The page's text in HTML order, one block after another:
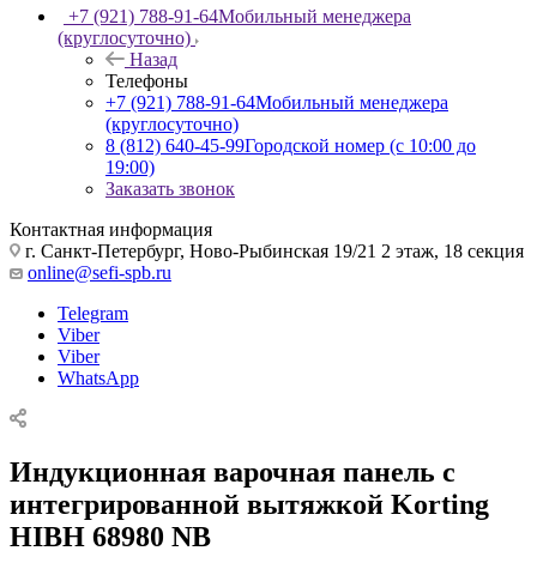
+7 (921) 788-91-64Мобильный менеджера
(круглосуточно)
Назад
Телефоны
+7 (921) 788-91-64Мобильный менеджера
(круглосуточно)
8 (812) 640-45-99Городской номер (с 10:00 до
19:00)
Заказать звонок
Контактная информация
г. Санкт-Петербург, Ново-Рыбинская 19/21 2 этаж, 18 секция
online@sefi-spb.ru
Telegram
Viber
Viber
WhatsApp
Индукционная варочная панель с
интегрированной вытяжкой Korting
HIBH 68980 NB